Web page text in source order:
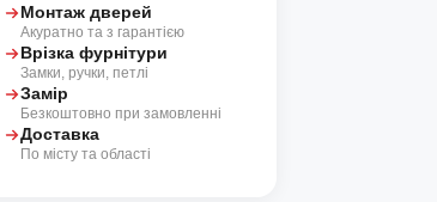
Монтаж дверей
Акуратно та з гарантією
Врізка фурнітури
Замки, ручки, петлі
Замір
Безкоштовно при замовленні
Доставка
По місту та області